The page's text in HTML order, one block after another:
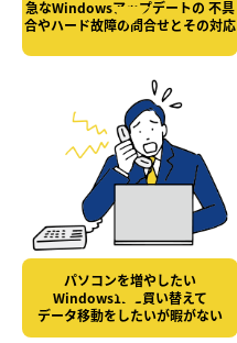
急なWindowsアップデートの 不具
合やハード故障の問合せとその対応
パソコンを増やしたい
Windows11に買い替えて
データ移動をしたいが暇がない